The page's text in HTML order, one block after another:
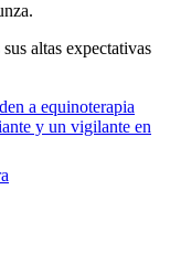
altas expectativas
a equinoterapia
y un vigilante en